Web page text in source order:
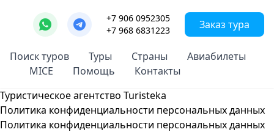
+7 906 0952305
+7 968 6831223
Заказ тура
Поиск туров Туры Страны
Авиабилеты
MICE
Помощь
Контакты
Туристическое агентство Turisteka
Политика конфиденциальности персональных данных
Политика конфиденциальности персональных данных